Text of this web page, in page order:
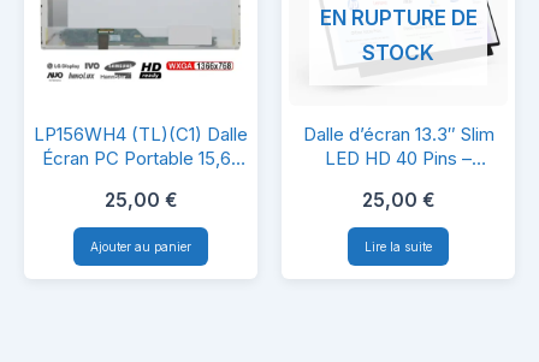
40
–
40
à
droite
–
Haute
Qualité
LP156WH4
(TL)
(C1)
Dalle
Écran
LP156WH4 (TL)(C1) Dalle
Écran PC Portable 15,6″
25,00 €
Ajouter au panier
Dalle
d’écran
13.3″
Slim
LED
EN RUPTURE DE
STOCK
Dalle d’écran 13.3″ Slim
LED HD 40 Pins –
Compatible PC Portable
25,00 €
Lire la suite